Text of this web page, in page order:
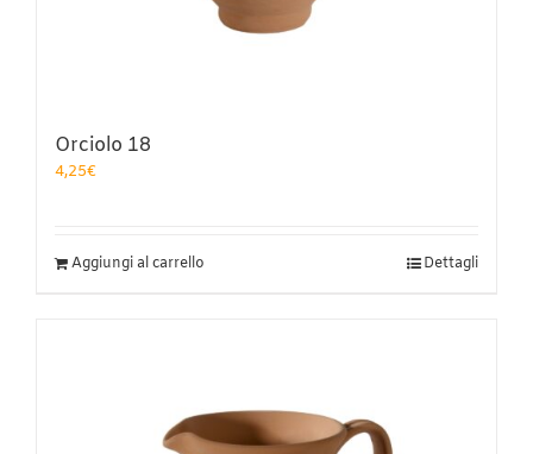
Orciolo 18
4,25€
Aggiungi al carrello Dettagli